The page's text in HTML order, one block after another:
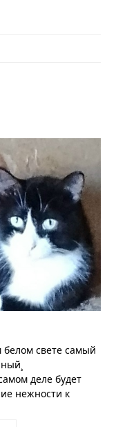
свете самый
деле будет
нежности к